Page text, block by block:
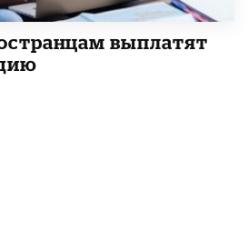
выплатят